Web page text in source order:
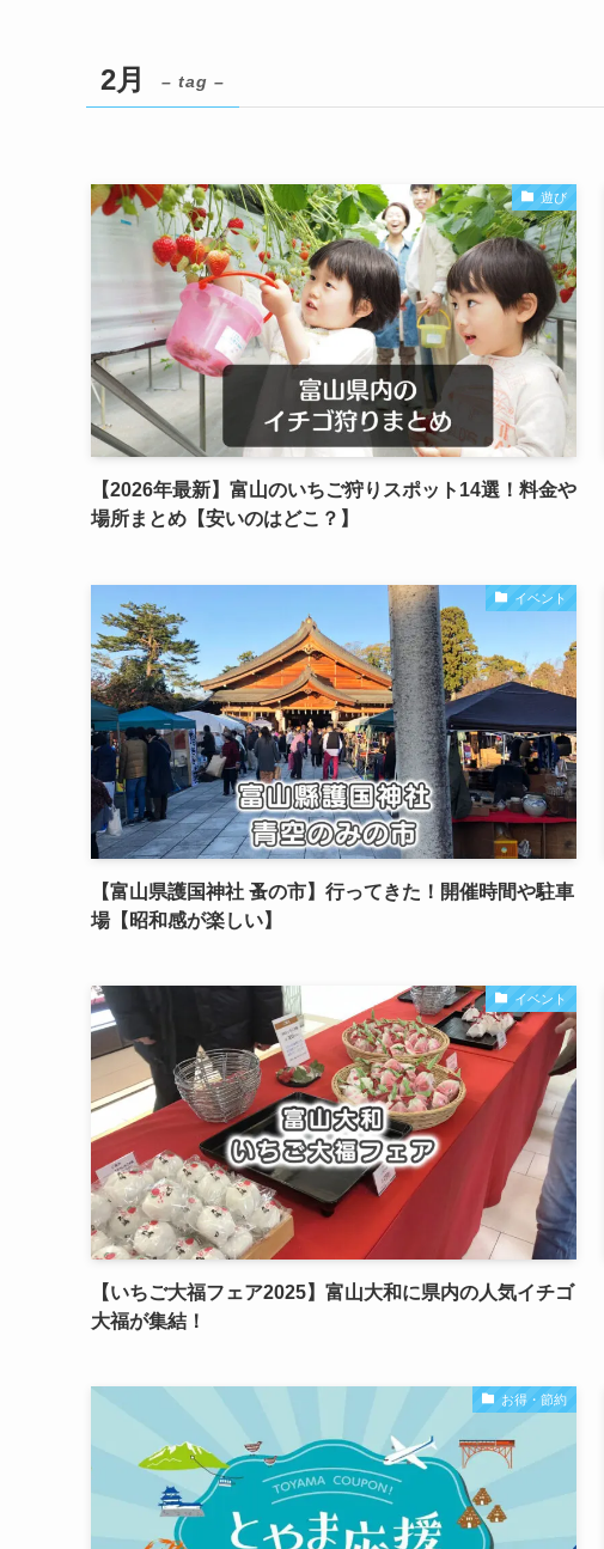
2月 – tag –
遊び
【2026年最新】富山のいちご狩りスポット14選！料金や
場所まとめ【安いのはどこ？】
イベント
【富山県護国神社 蚤の市】行ってきた！開催時間や駐車
場【昭和感が楽しい】
イベント
【いちご大福フェア2025】富山大和に県内の人気イチゴ
大福が集結！
お得・節約